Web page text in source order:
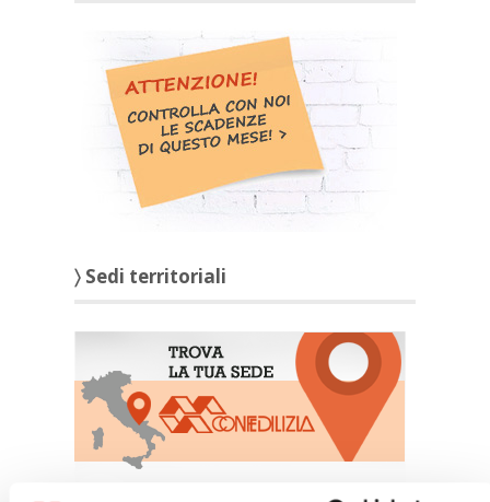
〉 Sedi territoriali